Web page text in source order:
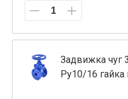
Задвижка чуг
Ру10/16 гайка